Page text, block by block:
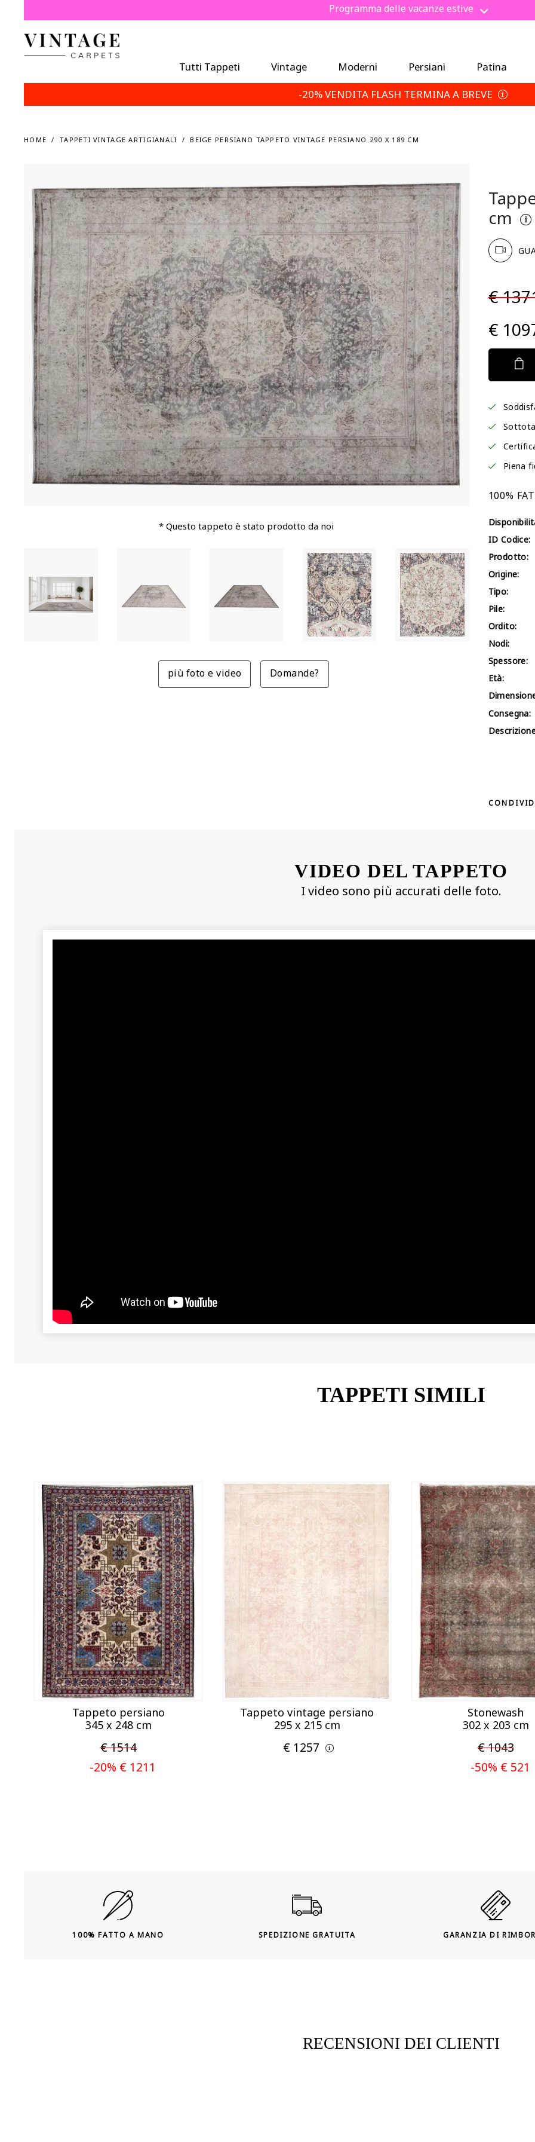
Risparmia un 5% extra — Scegli le tue condizioni di reso
Tutti Tappeti Vintage Moderni Persiani Patina
-20% VENDITA FLASH TERMINA A BREVE
HOME TAPPETI VINTAGE ARTIGIANALI BEIGE PERSIANO TAPPETO VINTAGE PERSIANO 290 X 189 CM
* Questo tappeto è stato prodotto da noi
più foto e video Domande?
cm
€
€
Piena
100%
ID Codice:
Prodotto:
Origine:
Tipo:
Pile:
Ordito:
Nodi:
Spessore:
Età:
Consegna:
VIDEO DEL TAPPETO
I video sono più accurati delle foto.
TAPPETI SIMILI
Tappeto persiano
345 x 248 cm
€ 1514
-20% € 1211
Tappeto vintage persiano
295 x 215 cm
€ 1257
Stonewash
302 x 203 cm
€ 1043
-50% € 521
100% FATTO A MANO SPEDIZIONE GRATUITA GARANZIA DI
RECENSIONI DEI CLIENTI